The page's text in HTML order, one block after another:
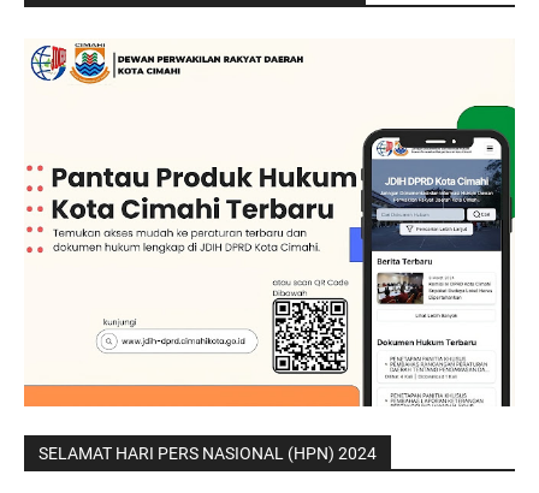
SELAMAT HARI PERS NASIONAL (HPN) 2024